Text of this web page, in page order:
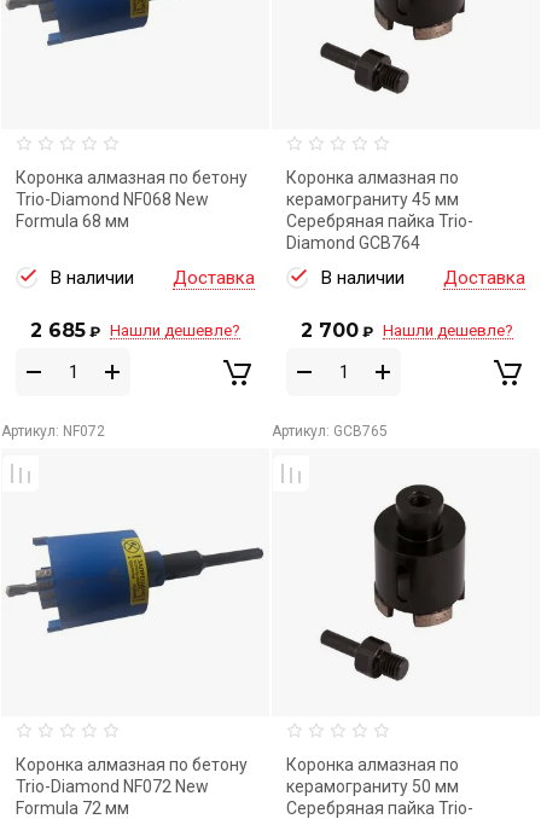
Коронка алмазная по бетону
Trio-Diamond NF068 New
Formula 68 мм
В наличии Доставка
2 685 ₽ Нашли дешевле?
Коронка алмазная по
керамограниту 45 мм
Серебряная пайка Trio-
Diamond GCB764
В наличии Доставка
2 700 ₽ Нашли дешевле?
Артикул: NF072
Коронка алмазная по бетону
Trio-Diamond NF072 New
Formula 72 мм
Артикул: GCB765
Коронка алмазная по
керамограниту 50 мм
Серебряная пайка Trio-